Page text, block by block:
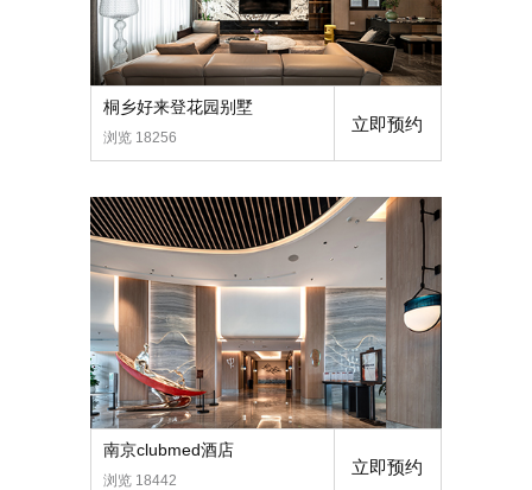
桐乡好来登花园别墅
浏览 18256
立即预约
南京clubmed酒店
浏览 18442
立即预约